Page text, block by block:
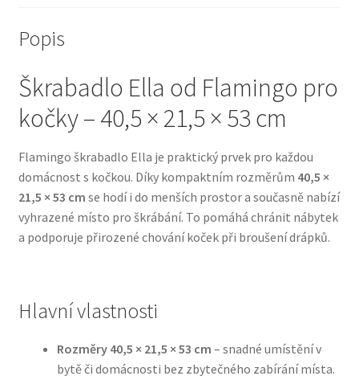
Škrabadla pro kočky
Veterinární dieta pro kočky
Vše pro psy — Krmivo, doplňky, vybavení
Boudy a výběhy
Bozita pro psy — Švédské krmivo s nordickou kvalitou
přírodními složkami
Popis
Škrabadlo Ella od Flamingo pro
kočky – 40,5 × 21,5 × 53 cm
Flamingo škrabadlo Ella je praktický prvek pro každou
domácnost s kočkou. Díky kompaktním rozměrům 40,5 ×
21,5 × 53 cm se hodí i do menších prostor a současně nabízí
vyhrazené místo pro škrábání. To pomáhá chránit nábytek
a podporuje přirozené chování koček při broušení drápků.
Hlavní vlastnosti
Rozměry 40,5 × 21,5 × 53 cm – snadné umístění v
bytě či domácnosti bez zbytečného zabírání místa.